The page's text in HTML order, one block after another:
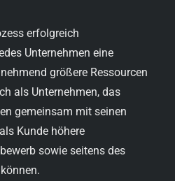
erfolgreich
Unternehmen eine
größere Ressourcen
als Unternehmen, das
gemeinsam mit seinen
Kunde höhere
sowie seitens des